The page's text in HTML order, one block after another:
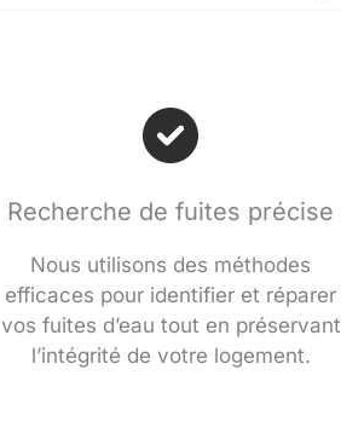
Recherche de fuites précise
Nous utilisons des méthodes
efficaces pour identifier et réparer
vos fuites d’eau tout en préservant
l’intégrité de votre logement.